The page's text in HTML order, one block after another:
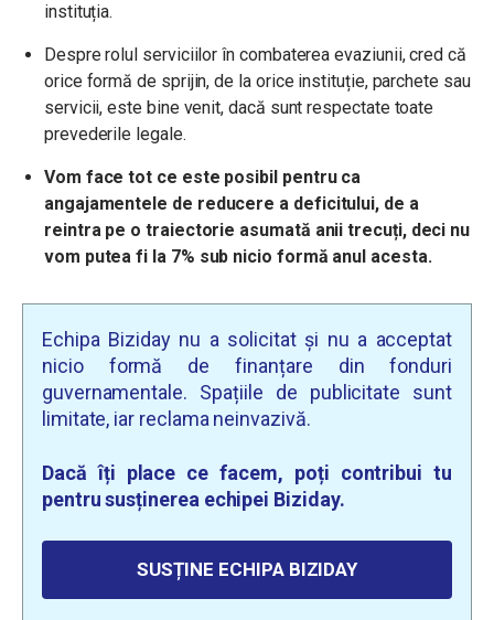
instituția.
Despre rolul serviciilor în combaterea evaziunii, cred că
orice formă de sprijin, de la orice instituție, parchete sau
servicii, este bine venit, dacă sunt respectate toate
prevederile legale.
Vom face tot ce este posibil pentru ca
angajamentele de reducere a deficitului, de a
reintra pe o traiectorie asumată anii trecuți, deci nu
vom putea fi la 7% sub nicio formă anul acesta.
Echipa Biziday nu a solicitat și nu a acceptat
nicio formă de finanțare din fonduri
guvernamentale. Spațiile de publicitate sunt
limitate, iar reclama neinvazivă.
Dacă îți place ce facem, poți contribui tu
pentru susținerea echipei Biziday.
SUSȚINE ECHIPA BIZIDAY